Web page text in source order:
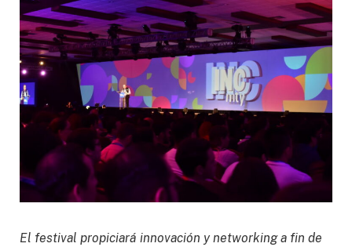
El festival propiciará innovación y networking a fin de